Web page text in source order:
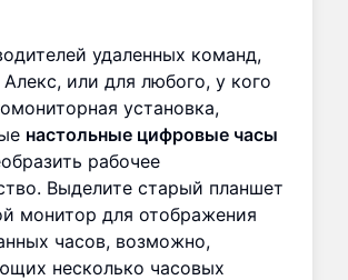
удаленных команд,
или для любого, у кого
установка,
настольные цифровые часы
рабочее
Выделите старый планшет
монитор для отображения
часов, возможно,
несколько часовых